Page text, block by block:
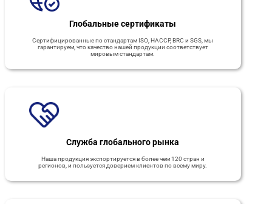
Глобальные сертификаты
Сертифицированные по стандартам ISO, HACCP, BRC и SGS, мы
гарантируем, что качество нашей продукции соответствует
мировым стандартам.
Служба глобального рынка
Наша продукция экспортируется в более чем 120 стран и
регионов, и пользуется доверием клиентов по всему миру.